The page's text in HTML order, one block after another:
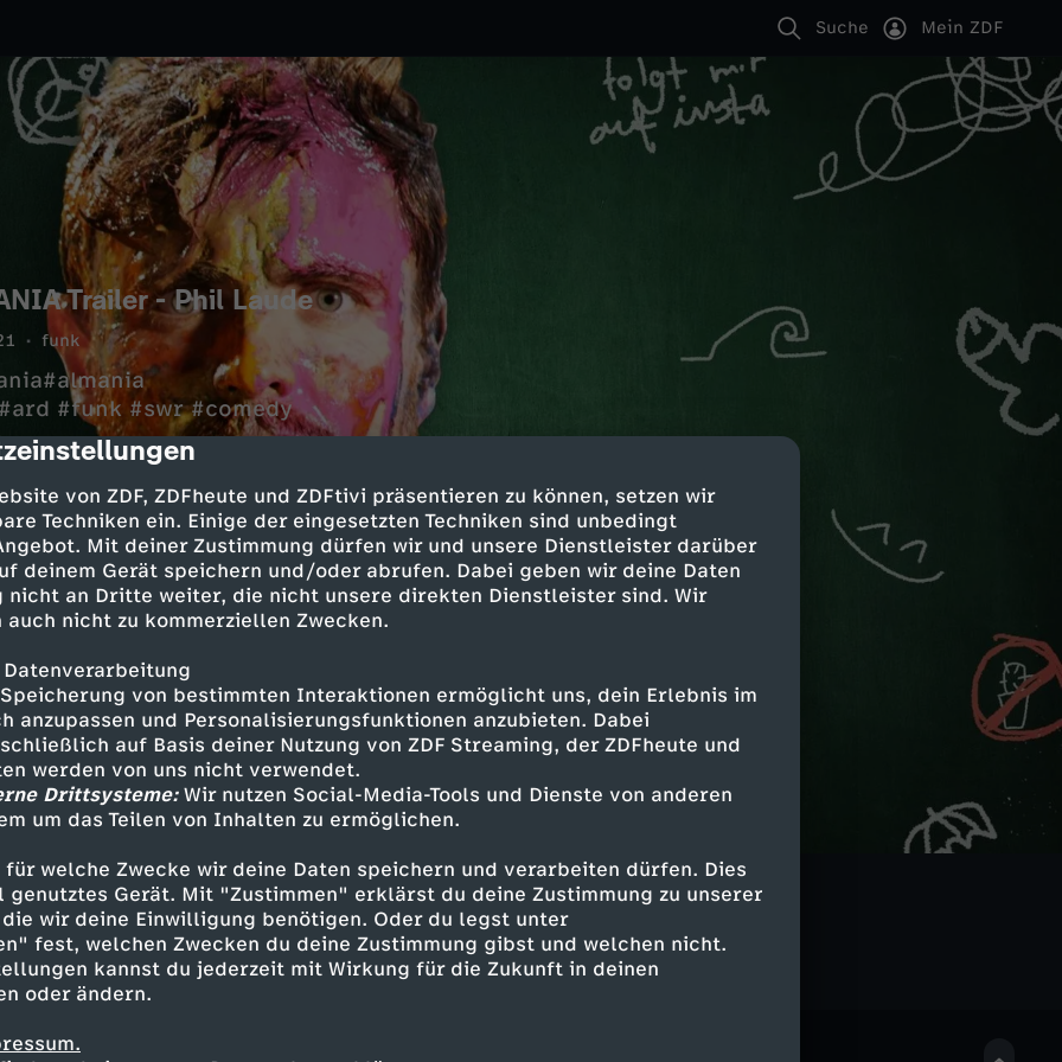
von ZDF, ZDFheute und ZDFtivi präsentieren zu können, setzen wir
Techniken ein. Einige der eingesetzten Techniken sind unbedingt
Mit deiner Zustimmung dürfen wir und unsere Dienstleister darüber
deinem Gerät speichern und/oder abrufen. Dabei geben wir deine Daten
nicht an Dritte weiter, die nicht unsere direkten Dienstleister sind. Wir
nicht zu kommerziellen Zwecken.
von bestimmten Interaktionen ermöglicht uns, dein Erlebnis im
anzupassen und Personalisierungsfunktionen anzubieten. Dabei
auf Basis deiner Nutzung von ZDF Streaming, der ZDFheute und
werden von uns nicht verwendet.
Drittsysteme:Wir nutzen Social-Media-Tools und Dienste von anderen
um das Teilen von Inhalten zu ermöglichen.
für welche Zwecke wir deine Daten speichern und verarbeiten dürfen. Dies
Gerät. Mit "Zustimmen" erklärst du deine Zustimmung zu unserer
wir deine Einwilligung benötigen. Oder du legst unter
fest, welchen Zwecken du deine Zustimmung gibst und welchen nicht.
kannst du jederzeit mit Wirkung für die Zukunft in deinen
oder ändern.
Suche Mein ZDF
Trailer - Phil Laude
funk
#funk #swr #comedy
entdecken
schräg Untertitel Phil Laude